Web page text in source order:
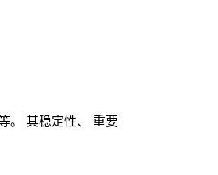
。 其稳定性、 重要